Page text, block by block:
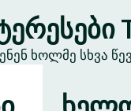
ხოლმე სხვა